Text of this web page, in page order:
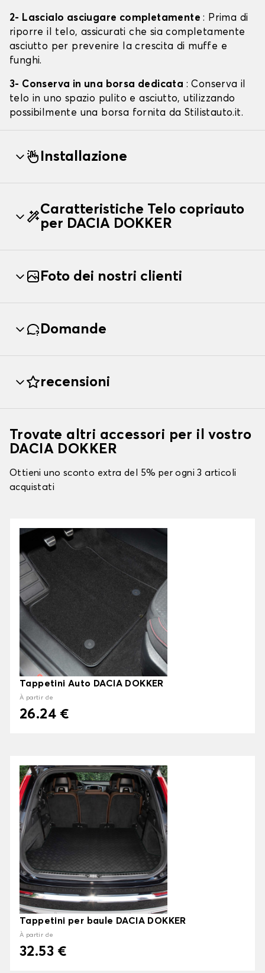
2- Lascialo asciugare completamente: Prima di
riporre il telo, assicurati che sia completamente
asciutto per prevenire la crescita di muffe e
funghi.
3- Conserva in una borsa dedicata : Conserva il
telo in uno spazio pulito e asciutto, utilizzando
possibilmente una borsa fornita da Stilistauto.it.
Installazione
Caratteristiche Telo copriauto
per DACIA DOKKER
Foto dei nostri clienti
Domande
recensioni
Trovate altri accessori per il vostro
DACIA DOKKER
Ottieni uno sconto extra del 5% per ogni 3 articoli
acquistati
Tappetini Auto DACIA DOKKER
À partir de
26.24 €
Tappetini per baule DACIA DOKKER
À partir de
32.53 €